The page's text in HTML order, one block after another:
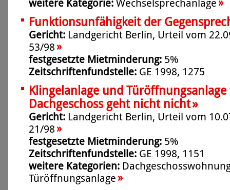
weitere Kategorie: Wechselsprechanlage
Funktionsunfähigkeit der
Gericht: Landgericht Berlin, Urteil vom
53/98»
festgesetzte Mietminderung: 5%
Zeitschriftenfundstelle: GE 1998, 1275
Klingelanlage und
Dachgeschoss geht nicht nicht»
Gericht: Landgericht Berlin, Urteil vom
21/98»
festgesetzte Mietminderung: 5%
Zeitschriftenfundstelle: GE 1998, 1151
weitere Kategorien:
Türöffnungsanlage»